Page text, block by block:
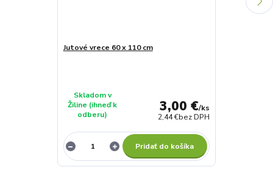
Jutové vrece 60 x 110 cm
3,00 €/ks
2,44 €bez DPH
Skladom v
Žiline (ihneď k
odberu)
Pridať do košíka